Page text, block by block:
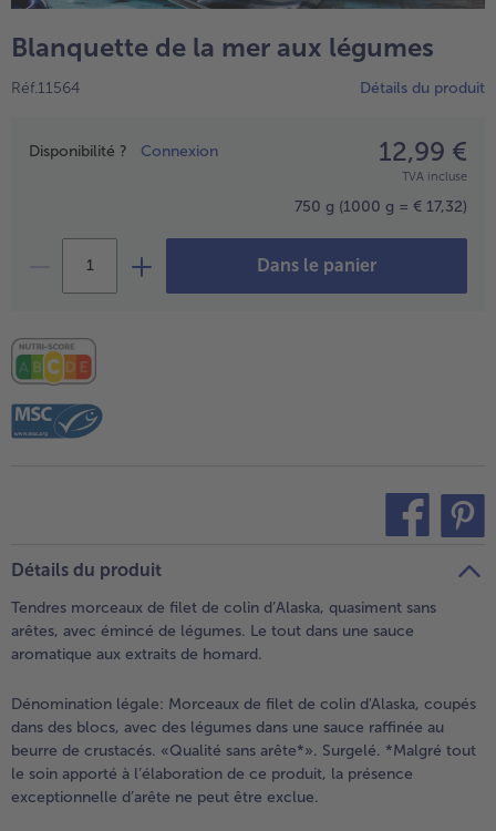
TousUstensiles de cuisine
Tousbofrost*free
Tousbofrost*plus.
Alternatives végétale
Blanquette de la mer aux légumes
Réf.11564 Détails du produit
Prix
Disponibilité ? Connexion 12,99 €
TVA incluse
750 g (1000 g = € 17,32)
Dans le panier
Détails du produit
Tendres morceaux de filet de colin d’Alaska, quasiment sans
arêtes, avec émincé de légumes. Le tout dans une sauce
aromatique aux extraits de homard.
Dénomination légale: Morceaux de filet de colin d'Alaska, coupés
dans des blocs, avec des légumes dans une sauce raffinée au
beurre de crustacés. «Qualité sans arête*». Surgelé. *Malgré tout
le soin apporté à l’élaboration de ce produit, la présence
exceptionnelle d’arête ne peut être exclue.